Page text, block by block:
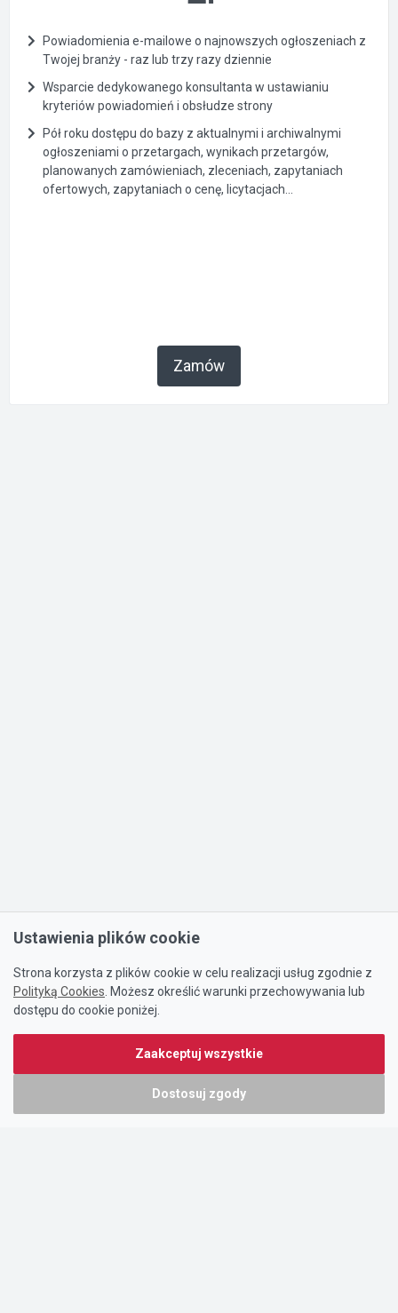
Powiadomienia e-mailowe o najnowszych ogłoszeniach z
Twojej branży - raz lub trzy razy dziennie
Wsparcie dedykowanego konsultanta w ustawianiu
kryteriów powiadomień i obsłudze strony
Pół roku dostępu do bazy z aktualnymi i archiwalnymi
ogłoszeniami o przetargach, wynikach przetargów,
planowanych zamówieniach, zleceniach, zapytaniach
ofertowych, zapytaniach o cenę, licytacjach...
Zamów
Ustawienia plików cookie
Strona korzysta z plików cookie w celu realizacji usług zgodnie z
Polityką Cookies . Możesz określić warunki przechowywania lub
dostępu do cookie poniżej.
Zaakceptuj wszystkie
Dostosuj zgody